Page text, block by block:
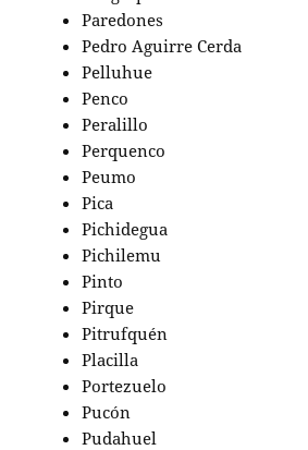
Paredones
Pedro Aguirre Cerda
Pelluhue
Penco
Peralillo
Perquenco
Peumo
Pica
Pichidegua
Pichilemu
Pinto
Pirque
Pitrufquén
Placilla
Portezuelo
Pucón
Pudahuel